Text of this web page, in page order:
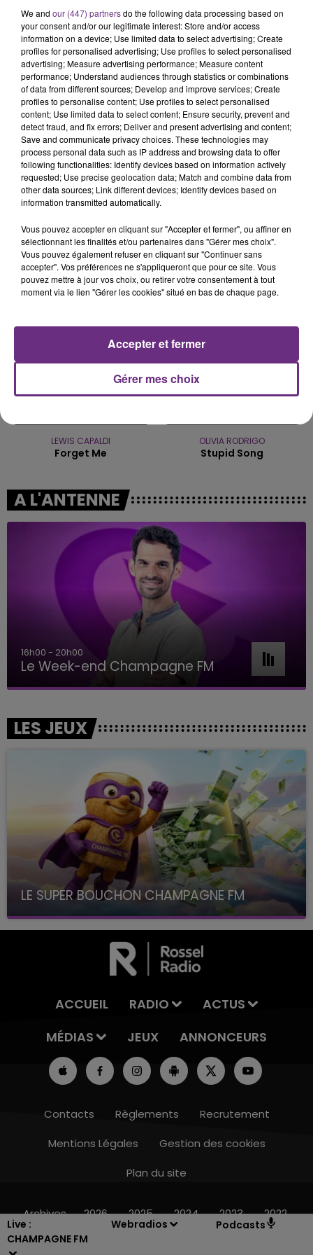
Live :
CHAMPAGNE FM
Webradios Podcasts
11h00 - 16h00
SES PORTES
C'était l'une des institutions du centre-ville
rémois. Le magasin JouéClub est contraint de
fermer ses portes.
TITRES DIFFUSÉS
18h59
18h59
SHAKIRA FEAT. BURNA BOY
Dai Dai
18h57
18h57
PIERRE DE MAERE
Je Pense A Vous
18h53
18h53
LEWIS CAPALDI
Forget Me
18h48
18h48
OLIVIA RODRIGO
Stupid Song
A L'ANTENNE
16h00 - 20h00
Le Week-end Champagne FM
LES JEUX
LE SUPER BOUCHON CHAMPAGNE FM
avec La Famille Champagne FM, à 8H10
ACCUEIL RADIO
ACTUS
MÉDIAS
JEUX ANNONCEURS
Contacts Règlements
Recrutement
Mentions Légales
Gestion des cookies
Plan du site
Archives 2026 2025 2024 2023 2022
We and our (447) partnersdo the following data processing based on
your consent and/or our legitimate interest: Store and/or access
information on a device; Use limited data to select advertising; Create
profiles for personalised advertising; Use profiles to select personalised
advertising; Measure advertising performance; Measure content
performance; Understand audiences through statistics or combinations
of data from different sources; Develop and improve services; Create
profiles to personalise content; Use profiles to select personalised
content; Use limited data to select content; Ensure security, prevent and
detect fraud, and fix errors; Deliver and present advertising and content;
Save and communicate privacy choices. These technologies may
process personal data such as IP address and browsing data to offer
following functionalities: Identify devices based on information actively
requested; Use precise geolocation data; Match and combine data from
other data sources; Link different devices; Identify devices based on
information transmitted automatically.
Vous pouvez accepter en cliquant sur "Accepter et fermer", ou affiner en
sélectionnant les finalités et/ou partenaires dans "Gérer mes choix".
Vous pouvez également refuser en cliquant sur "Continuer sans
accepter". Vos préférences ne s'appliqueront que pour ce site. Vous
pouvez mettre à jour vos choix, ou retirer votre consentement à tout
moment via le lien "Gérer les cookies" situé en bas de chaque page.
Gérer mes choix
Accepter et fermer